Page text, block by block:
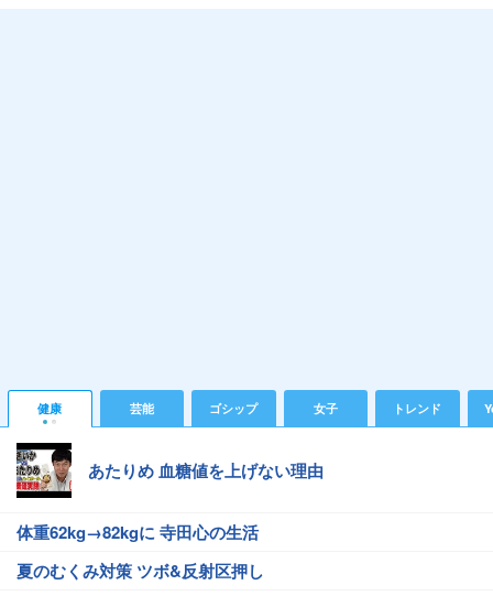
健康 芸能 ゴシップ 女子 トレンド
あたりめ 血糖値を上げない理由
体重62kg→82kgに 寺田心の生活
夏のむくみ対策 ツボ&反射区押し